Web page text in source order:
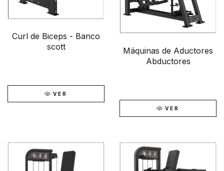
Curl de Biceps - Banco
scott
VER
Máquinas de Aductores
Abductores
VER